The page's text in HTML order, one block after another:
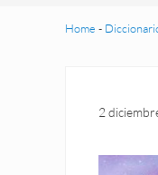
Home -
2